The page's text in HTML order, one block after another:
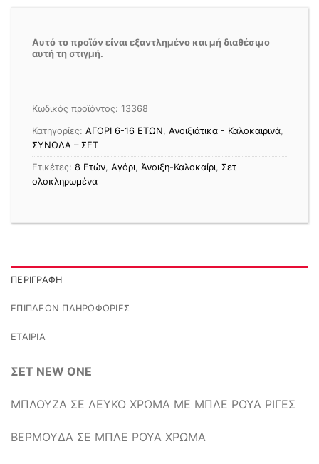
Αυτό το προϊόν είναι εξαντλημένο και μή διαθέσιμο
αυτή τη στιγμή.
Κωδικός προϊόντος: 13368
Κατηγορίες: ΑΓΟΡΙ 6-16 ΕΤΩΝ, Ανοιξιάτικα - Καλοκαιρινά,
ΣΥΝΟΛΑ – ΣΕΤ
Ετικέτες: 8 Ετών, Αγόρι, Άνοιξη-Καλοκαίρι, Σετ
ολοκληρωμένα
ΠΕΡΙΓΡΑΦΉ
ΕΠΙΠΛΈΟΝ ΠΛΗΡΟΦΟΡΊΕΣ
ΕΤΑΙΡΊΑ
ΣΕΤ NEW ONE
ΜΠΛΟΥΖΑ ΣΕ ΛΕΥΚΟ ΧΡΩΜΑ ΜΕ ΜΠΛΕ ΡΟΥΑ ΡΙΓΕΣ
ΒΕΡΜΟΥΔΑ ΣΕ ΜΠΛΕ ΡΟΥΑ ΧΡΩΜΑ